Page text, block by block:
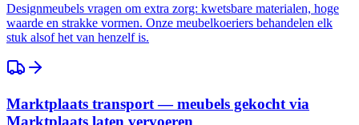
Designmeubels vragen om extra zorg: kwetsbare materialen, hoge
waarde en strakke vormen. Onze meubelkoeriers behandelen elk
stuk alsof het van henzelf is.
Marktplaats transport — meubels gekocht via
Marktplaats laten vervoeren